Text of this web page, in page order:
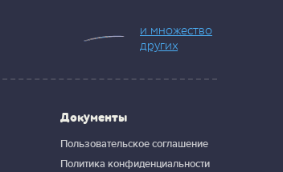
и множество
других
Документы
Пользовательское соглашение
Политика конфиденциальности